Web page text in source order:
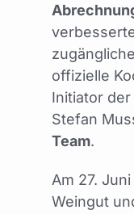
zugängliche
offizielle
Initiator der
Stefan
Team.
Am 27.
Weingut